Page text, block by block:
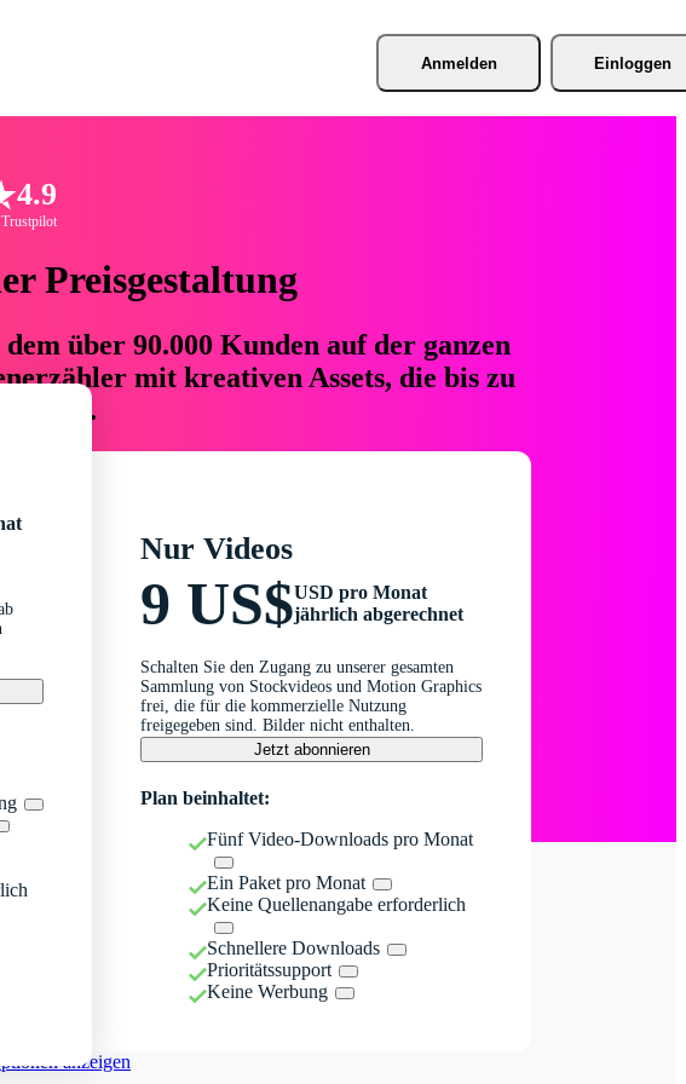
Anmelden Einloggen
4.9
Preisgestaltung
über 90.000 Kunden auf der ganzen
mit kreativen Assets, die bis zu
Nur Videos
9 US$USD pro Monat
jährlich abgerechnet
Schalten Sie den Zugang zu unserer gesamten
Sammlung von Stockvideos und Motion Graphics
frei, die für die kommerzielle Nutzung
freigegeben sind. Bilder nicht enthalten.
Jetzt abonnieren
Plan beinhaltet:
Fünf Video-Downloads pro Monat
Ein Paket pro Monat
Keine Quellenangabe erforderlich
Schnellere Downloads
Prioritätssupport
Keine Werbung
anzeigen